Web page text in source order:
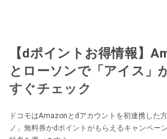
【dポイントお得情報】
とローソンで「アイス」
すぐチェック
ドコモはAmazonとdアカウントを初連携した
ノ」無料券かdポイントがもらえるキャンペー